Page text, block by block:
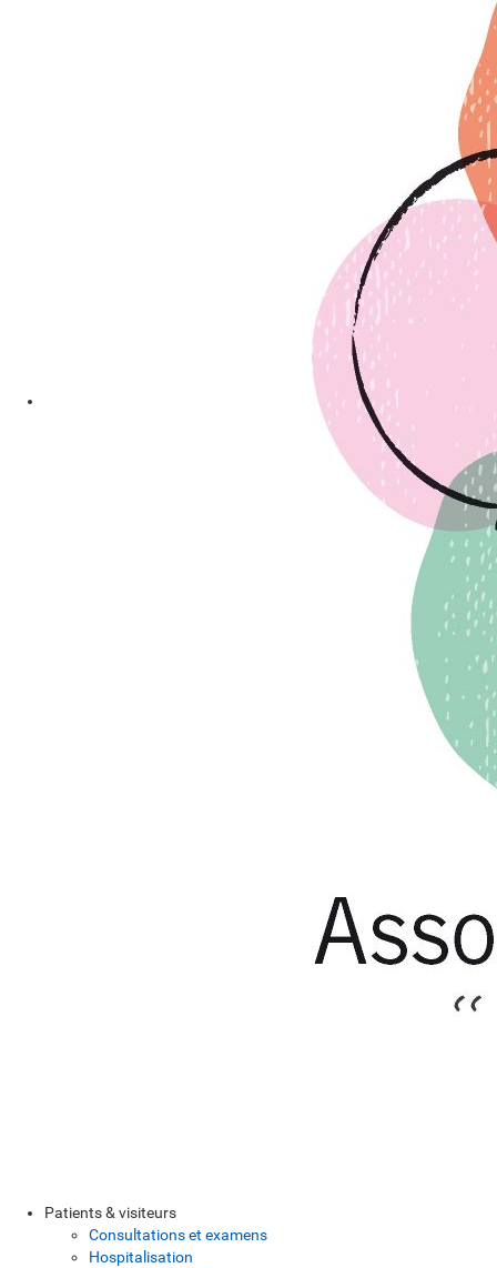
Patients & visiteurs
Consultations et examens
Hospitalisation